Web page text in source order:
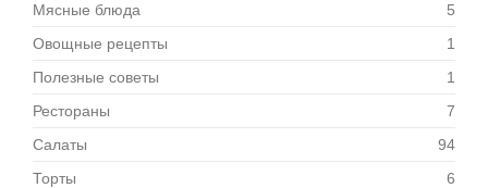
Мясные блюда
5
Овощные рецепты
1
Полезные советы
1
Рестораны
7
Салаты
94
Торты
6